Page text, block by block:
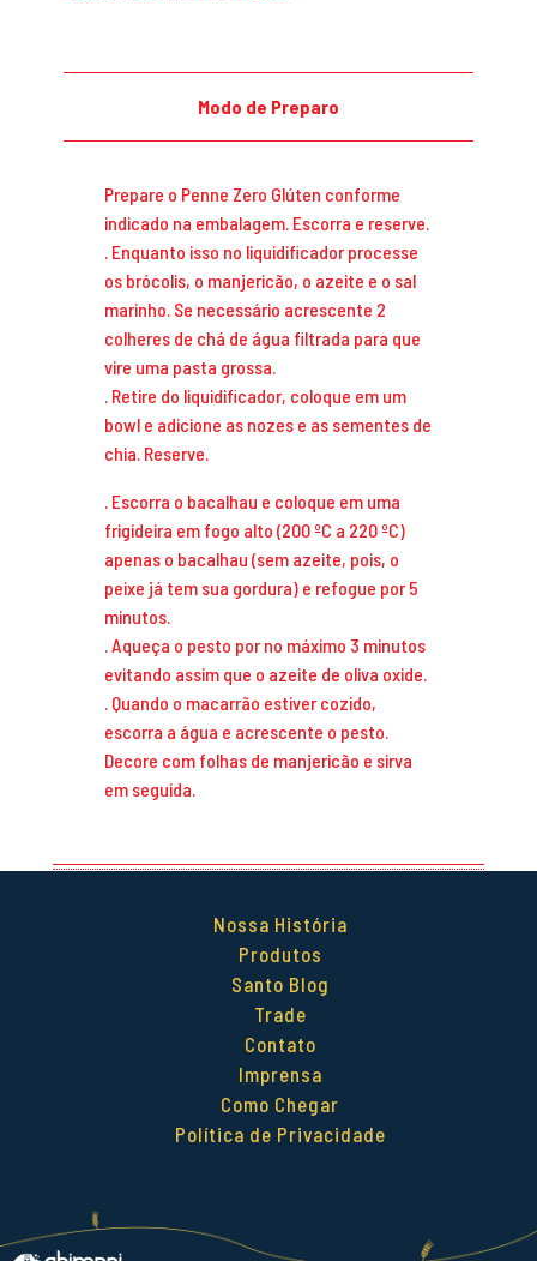
Modo de Preparo
Prepare o Penne Zero Glúten conforme
indicado na embalagem. Escorra e reserve.
. Enquanto isso no liquidificador processe
os brócolis, o manjericão, o azeite e o sal
marinho. Se necessário acrescente 2
colheres de chá de água filtrada para que
vire uma pasta grossa.
. Retire do liquidificador, coloque em um
bowl e adicione as nozes e as sementes de
chia. Reserve.
. Escorra o bacalhau e coloque em uma
frigideira em fogo alto (200 ºC a 220 ºC)
apenas o bacalhau (sem azeite, pois, o
peixe já tem sua gordura) e refogue por 5
minutos.
. Aqueça o pesto por no máximo 3 minutos
evitando assim que o azeite de oliva oxide.
. Quando o macarrão estiver cozido,
escorra a água e acrescente o pesto.
Decore com folhas de manjericão e sirva
em seguida.
Nossa História
Produtos
Santo Blog
Trade
Contato
Imprensa
Como Chegar
Política de Privacidade